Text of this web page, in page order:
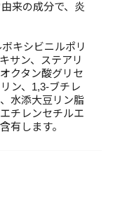
来の成分で、炎
キシビニルポリ
サン、ステアリ
クタン酸グリセ
ン、1,3-ブチレ
水添大豆リン脂
チレンセチルエ
有します。